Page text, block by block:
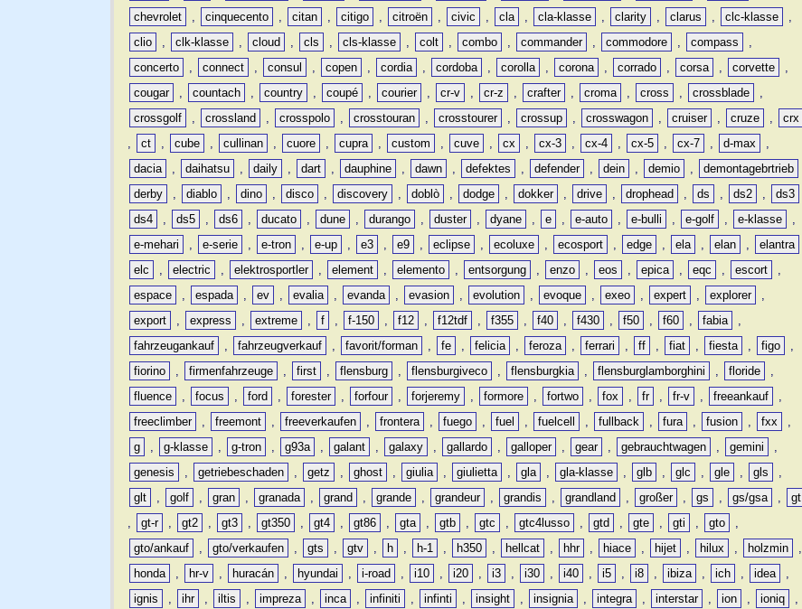
chevrolet
, cinquecento , citan , citigo , citroën , civic , cla , cla-klasse , clarity , clarus , clc-klasse
,
clio
, clk-klasse , cloud , cls , cls-klasse , colt , combo , commander , commodore , compass
,
concerto
, connect , consul , copen , cordia , cordoba , corolla , corona , corrado , corsa , corvette
,
cougar
, countach , country , coupé , courier , cr-v , cr-z , crafter , croma , cross , crossblade
,
crossgolf
, crossland , crosspolo , crosstouran , crosstourer , crossup , crosswagon , cruiser , cruze ,
crx
,
ct , cube , cullinan , cuore , cupra , custom , cuve , cx , cx-3 , cx-4 , cx-5 , cx-7 , d-max
,
dacia
, daihatsu , daily , dart , dauphine , dawn , defektes , defender , dein , demio , demontagebrtrieb
derby
, diablo , dino , disco , discovery , doblò , dodge , dokker , drive , drophead , ds , ds2 , ds3
ds4
, ds5 , ds6 , ducato , dune , durango , duster , dyane , e , e-auto , e-bulli , e-golf , e-klasse
,
e-mehari
, e-serie , e-tron , e-up , e3 , e9 , eclipse , ecoluxe , ecosport , edge , ela , elan , elantra
elc
, electric , elektrosportler , element , elemento , entsorgung , enzo , eos , epica , eqc , escort
,
espace
, espada , ev , evalia , evanda , evasion , evolution , evoque , exeo , expert , explorer
,
export
, express , extreme , f , f-150 , f12 , f12tdf , f355 , f40 , f430 , f50 , f60 , fabia
,
fahrzeugankauf
, fahrzeugverkauf , favorit/forman , fe , felicia , feroza , ferrari , ff , fiat , fiesta , figo
,
fiorino
, firmenfahrzeuge , first , flensburg , flensburgiveco , flensburgkia , flensburglamborghini , floride
,
fluence
, focus , ford , forester , forfour , forjeremy , formore , fortwo , fox , fr , fr-v , freeankauf
,
freeclimber
, freemont , freeverkaufen , frontera , fuego , fuel , fuelcell , fullback , fura , fusion , fxx
,
g
, g-klasse , g-tron , g93a , galant , galaxy , gallardo , galloper , gear , gebrauchtwagen , gemini
,
genesis
, getriebeschaden , getz , ghost , giulia , giulietta , gla , gla-klasse , glb , glc , gle , gls
,
glt
, golf , gran , granada , grand , grande , grandeur , grandis , grandland , großer , gs , gs/gsa ,
gt
,
gt-r , gt2 , gt3 , gt350 , gt4 , gt86 , gta , gtb , gtc , gtc4lusso , gtd , gte , gti , gto
,
gto/ankauf
, gto/verkaufen , gts , gtv , h , h-1 , h350 , hellcat , hhr , hiace , hijet , hilux , holzmin
,
honda
, hr-v , huracán , hyundai , i-road , i10 , i20 , i3 , i30 , i40 , i5 , i8 , ibiza , ich , idea
,
ignis
, ihr , iltis , impreza , inca , infiniti , infinti , insight , insignia , integra , interstar , ion , ioniq
,